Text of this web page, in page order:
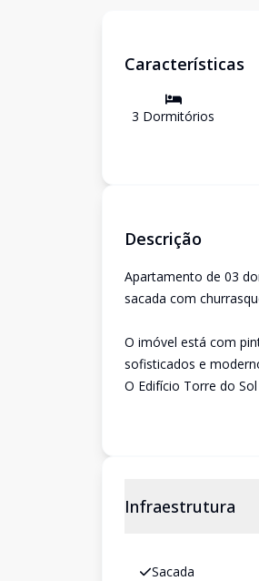
Características
3 Dormitórios
Descrição
Apartamento de 03
sacada com
O imóvel está com
sofisticados e
O Edifício Torre do
Infraestrutura
Sacada